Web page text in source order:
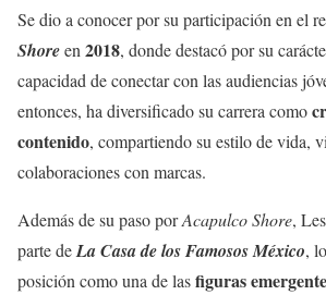
Se dio a conocer por su participación en el
Shoreen2018, donde destacó por su
capacidad de conectar con las audiencias
entonces, ha diversificado su carrera como
contenido, compartiendo su estilo de vida,
colaboraciones con marcas.
Además de su paso porAcapulco Shore,
parte deLa Casa de los Famosos México,
posición como una de lasfiguras